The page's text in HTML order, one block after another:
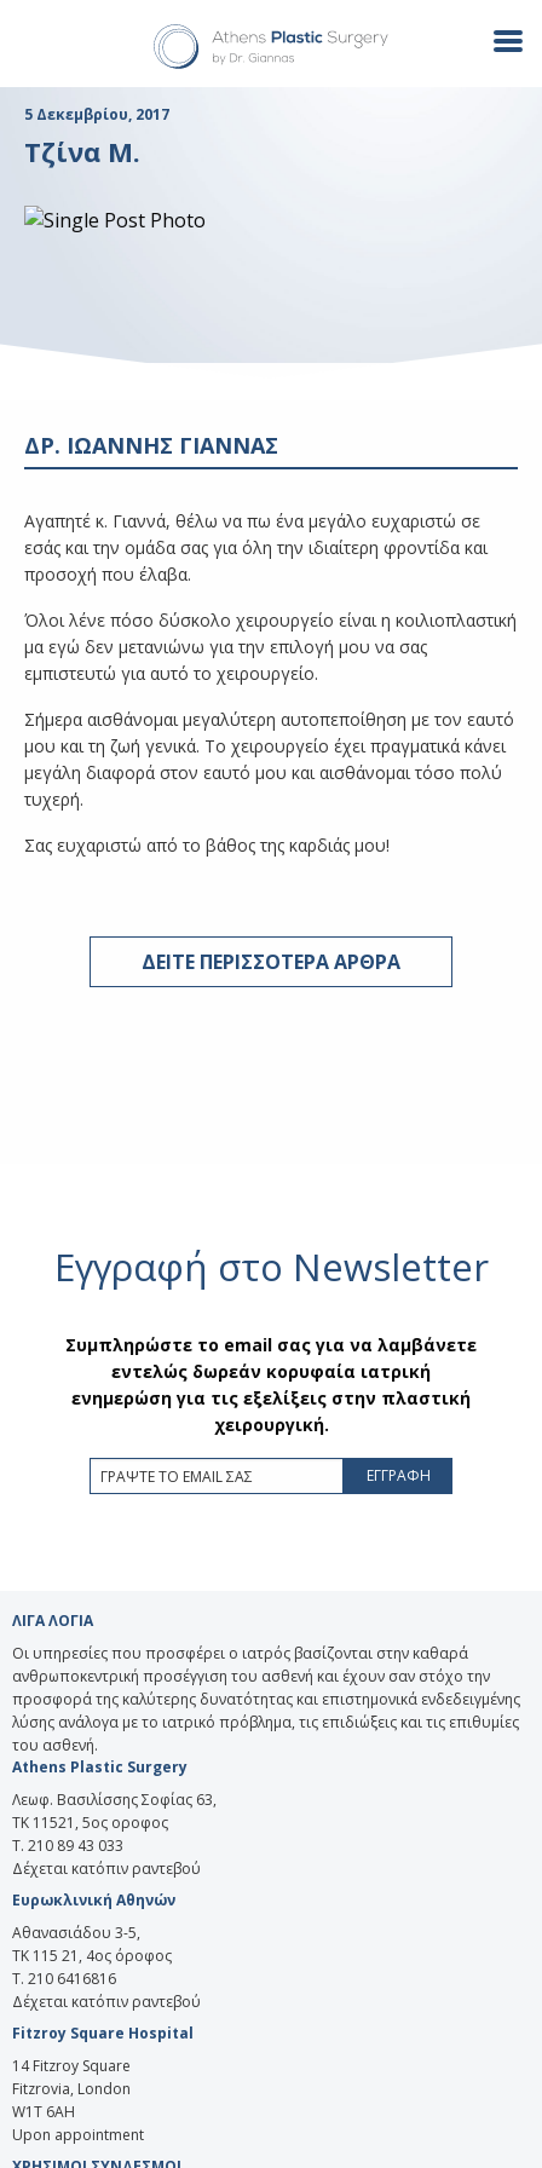
5 Δεκεμβρίου, 2017
Τζίνα Μ.
ΔΡ. ΙΩΑΝΝΗΣ ΓΙΑΝΝΑΣ
Αγαπητέ κ. Γιαννά, θέλω να πω ένα μεγάλο ευχαριστώ σε
εσάς και την ομάδα σας για όλη την ιδιαίτερη φροντίδα και
προσοχή που έλαβα.
Όλοι λένε πόσο δύσκολο χειρουργείο είναι η κοιλιοπλαστική
μα εγώ δεν μετανιώνω για την επιλογή μου να σας
εμπιστευτώ για αυτό το χειρουργείο.
Σήμερα αισθάνομαι μεγαλύτερη αυτοπεποίθηση με τον εαυτό
μου και τη ζωή γενικά. Το χειρουργείο έχει πραγματικά κάνει
μεγάλη διαφορά στον εαυτό μου και αισθάνομαι τόσο πολύ
τυχερή.
Σας ευχαριστώ από το βάθος της καρδιάς μου!
ΔΕΙΤΕ ΠΕΡΙΣΣΟΤΕΡΑ ΑΡΘΡΑ
Εγγραφή στο Newsletter
Συμπληρώστε το email σας για να λαμβάνετε
εντελώς δωρεάν κορυφαία ιατρική
ενημερώση για τις εξελίξεις στην πλαστική
χειρουργική.
ΛΙΓΑ ΛΟΓΙΑ
Οι υπηρεσίες που προσφέρει ο ιατρός βασίζονται στην καθαρά
ανθρωποκεντρική προσέγγιση του ασθενή και έχουν σαν στόχο την
προσφορά της καλύτερης δυνατότητας και επιστημονικά ενδεδειγμένης
λύσης ανάλογα με το ιατρικό πρόβλημα, τις επιδιώξεις και τις επιθυμίες
του ασθενή.
Athens Plastic Surgery
Λεωφ. Βασιλίσσης Σοφίας 63,
ΤΚ 11521, 5ος οροφος
T. 210 89 43 033
Δέχεται κατόπιν ραντεβού
Ευρωκλινική Αθηνών
Αθανασιάδου 3-5,
ΤΚ 115 21, 4ος όροφος
Τ. 210 6416816
Δέχεται κατόπιν ραντεβού
Fitzroy Square Hospital
14 Fitzroy Square
Fitzrovia, London
W1T 6AH
Upon appointment